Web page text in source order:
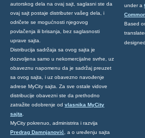
autorskog dela na ovaj sajt, saglasni ste da
ovaj sajt postaje distributer vašeg dela, i
odričete se mogućnosti njegovog
povlačenja ili brisanja, bez saglasnosti
uprave sajta.
Distribucija sadržaja sa ovog sajta je
dozvoljena samo u nekomercijalne svrhe, uz
obaveznu napomenu da je sadržaj preuzet
sa ovog sajta, i uz obavezno navođenje
adrese MyCity sajta. Za sve ostale vidove
distribucije obavezni ste da prethodno
zatražite odobrenje od vlasnika MyCity
sajta
MyCity pokrenuo, administrira i razvija
Predrag Damnjanović , a o uređenju sajta
under a
Based